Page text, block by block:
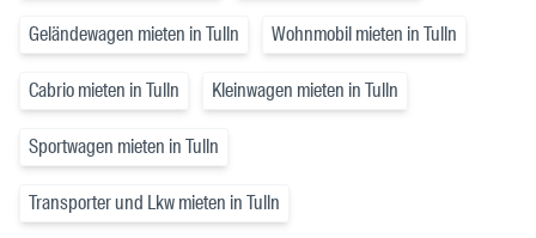
Geländewagen mieten in Tulln Wohnmobil mieten in Tulln
Cabrio mieten in Tulln Kleinwagen mieten in Tulln
Sportwagen mieten in Tulln
Transporter und Lkw mieten in Tulln